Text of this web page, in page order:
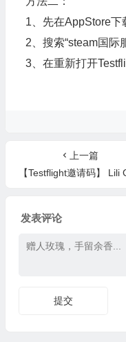
1、先在AppStore下
2、搜索“steam国际
3、在重新打开
上一篇
【Testflight邀请码】 Lili Clavier –
发表评论